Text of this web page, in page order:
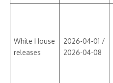
White House
releases
2026-04-01 /
2026-04-08